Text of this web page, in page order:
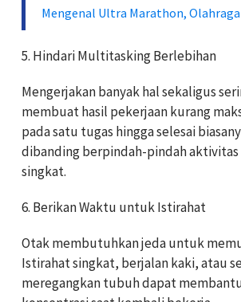
Mengenal Ultra Marathon,
5. Hindari Multitasking Berlebihan
Mengerjakan banyak hal sekaligus
membuat hasil pekerjaan kurang
pada satu tugas hingga selesai
dibanding berpindah-pindah
singkat.
6. Berikan Waktu untuk Istirahat
Otak membutuhkan jeda untuk
Istirahat singkat, berjalan kaki, atau
meregangkan tubuh dapat